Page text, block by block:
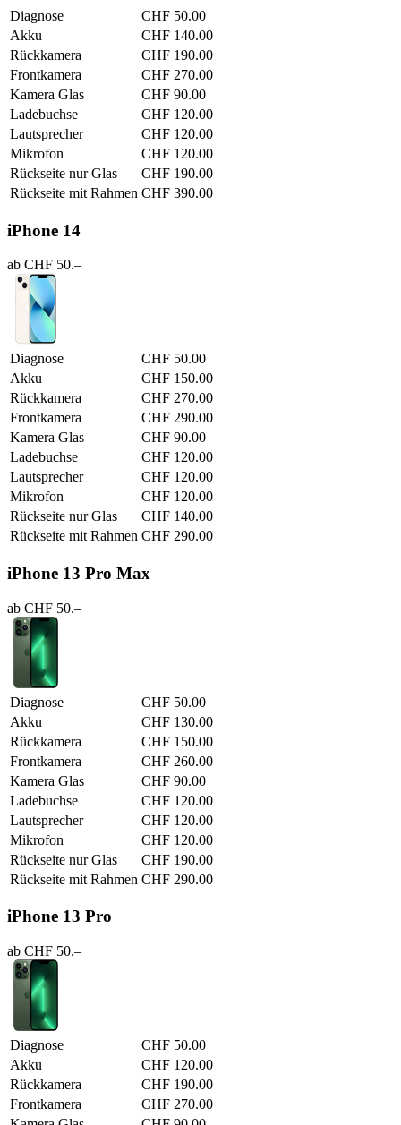
Diagnose
CHF 50.00
Akku
CHF 140.00
Rückkamera
CHF 190.00
Frontkamera
CHF 270.00
Kamera Glas
CHF 90.00
Ladebuchse
CHF 120.00
Lautsprecher
CHF 120.00
Mikrofon
CHF 120.00
Rückseite nur Glas
CHF 190.00
Rückseite mit Rahmen CHF 390.00
iPhone 14
ab CHF 50.–
Diagnose
CHF 50.00
Akku
CHF 150.00
Rückkamera
CHF 270.00
Frontkamera
CHF 290.00
Kamera Glas
CHF 90.00
Ladebuchse
CHF 120.00
Lautsprecher
CHF 120.00
Mikrofon
CHF 120.00
Rückseite nur Glas
CHF 140.00
Rückseite mit Rahmen CHF 290.00
iPhone 13 Pro Max
ab CHF 50.–
Diagnose
CHF 50.00
Akku
CHF 130.00
Rückkamera
CHF 150.00
Frontkamera
CHF 260.00
Kamera Glas
CHF 90.00
Ladebuchse
CHF 120.00
Lautsprecher
CHF 120.00
Mikrofon
CHF 120.00
Rückseite nur Glas
CHF 190.00
Rückseite mit Rahmen CHF 290.00
iPhone 13 Pro
ab CHF 50.–
Diagnose
CHF 50.00
Akku
CHF 120.00
Rückkamera
CHF 190.00
Frontkamera
CHF 270.00